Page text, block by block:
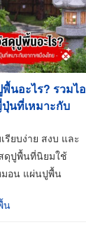
นอะไร? รวมไอ
นที่เหมาะกับ
ยบง่าย สงบ และ
ดุปูพื้นที่นิยมใช้
มอน แผ่นปูพื้น
น